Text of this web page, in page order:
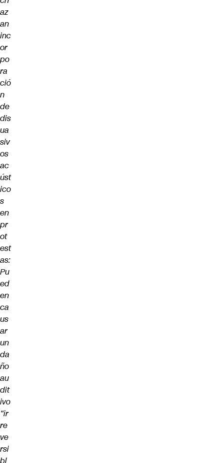
az
an
inc
or
po
ra
ció
n
de
dis
ua
siv
os
ac
úst
ico
s
en
pr
ot
est
as:
Pu
ed
en
ca
us
ar
un
da
ño
au
dit
ivo
“ir
re
ve
rsi
bl